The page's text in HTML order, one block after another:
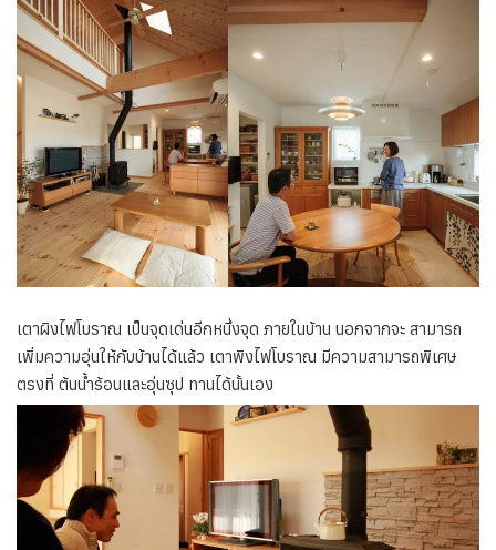
เตาผิงไฟโบราณ เป็นจุดเด่นอีกหนึ่งจุด ภายในบ้าน นอกจากจะ สามารถ
เพิ่มความอุ่นให้กับบ้านได้แล้ว เตาพิงไฟโบราณ มีความสามารถพิเศษ
ตรงที่ ต้นน้ำร้อนและอุ่นซุป ทานได้นั้นเอง